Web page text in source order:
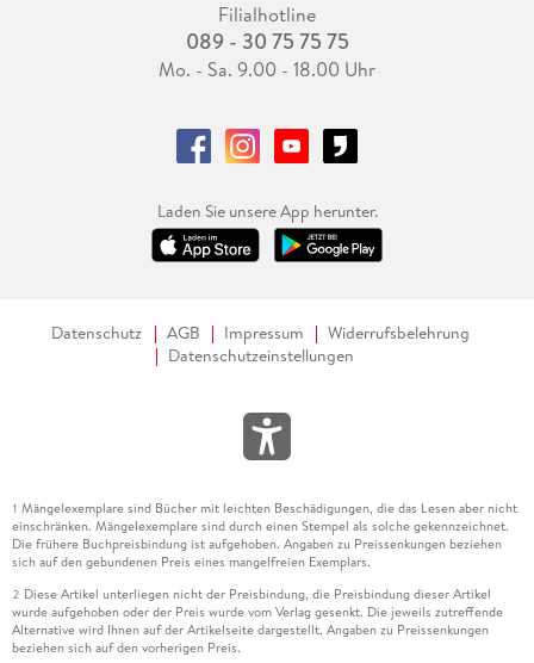
Filialhotline
089 - 30 75 75 75
Mo. - Sa. 9.00 - 18.00 Uhr
Laden Sie unsere App herunter.
Datenschutz AGB Impressum
Widerrufsbelehrung
Datenschutzeinstellungen
1 Mängelexemplare sind Bücher mit leichten Beschädigungen, die das Lesen aber nicht
einschränken. Mängelexemplare sind durch einen Stempel als solche gekennzeichnet.
Die frühere Buchpreisbindung ist aufgehoben. Angaben zu Preissenkungen beziehen
sich auf den gebundenen Preis eines mangelfreien Exemplars.
2 Diese Artikel unterliegen nicht der Preisbindung, die Preisbindung dieser Artikel
wurde aufgehoben oder der Preis wurde vom Verlag gesenkt. Die jeweils zutreffende
Alternative wird Ihnen auf der Artikelseite dargestellt. Angaben zu Preissenkungen
beziehen sich auf den vorherigen Preis.